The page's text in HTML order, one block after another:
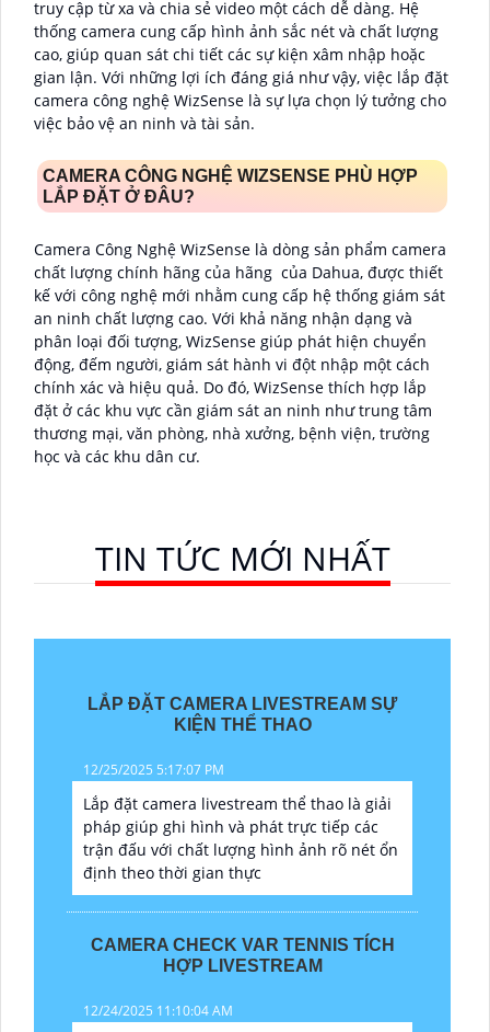
truy cập từ xa và chia sẻ video một cách dễ dàng. Hệ
thống camera cung cấp hình ảnh sắc nét và chất lượng
cao, giúp quan sát chi tiết các sự kiện xâm nhập hoặc
gian lận. Với những lợi ích đáng giá như vậy, việc lắp đặt
camera công nghệ WizSense là sự lựa chọn lý tưởng cho
việc bảo vệ an ninh và tài sản.
CAMERA CÔNG NGHỆ WIZSENSE PHÙ HỢP
LẮP ĐẶT Ở ĐÂU?
Camera Công Nghệ WizSense là dòng sản phẩm camera
chất lượng chính hãng của hãng của Dahua, được thiết
kế với công nghệ mới nhằm cung cấp hệ thống giám sát
an ninh chất lượng cao. Với khả năng nhận dạng và
phân loại đối tượng, WizSense giúp phát hiện chuyển
động, đếm người, giám sát hành vi đột nhập một cách
chính xác và hiệu quả. Do đó, WizSense thích hợp lắp
đặt ở các khu vực cần giám sát an ninh như trung tâm
thương mại, văn phòng, nhà xưởng, bệnh viện, trường
học và các khu dân cư.
TIN TỨC MỚI NHẤT
LẮP ĐẶT CAMERA LIVESTREAM SỰ
KIỆN THỂ THAO
12/25/2025 5:17:07 PM
Lắp đặt camera livestream thể thao là giải
pháp giúp ghi hình và phát trực tiếp các
trận đấu với chất lượng hình ảnh rõ nét ổn
định theo thời gian thực
CAMERA CHECK VAR TENNIS TÍCH
HỢP LIVESTREAM
12/24/2025 11:10:04 AM